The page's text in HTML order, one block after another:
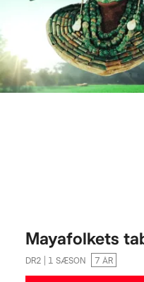
Mayafolkets
DR2 | 1 SÆSON 7 ÅR